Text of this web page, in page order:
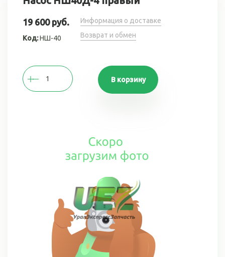
19 600 руб.
Код:НШ-40
Информация о доставке
Возврат и обмен
В корзину